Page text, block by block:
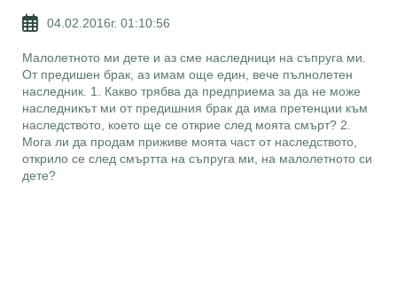
04.02.2016г. 01:10:56
Малолетното ми дете и аз сме наследници на съпруга ми.
От предишен брак, аз имам още един, вече пълнолетен
наследник. 1. Какво трябва да предприема за да не може
наследникът ми от предишния брак да има претенции към
наследството, което ще се открие след моята смърт? 2.
Мога ли да продам приживе моята част от наследството,
открило се след смъртта на съпруга ми, на малолетното си
дете?